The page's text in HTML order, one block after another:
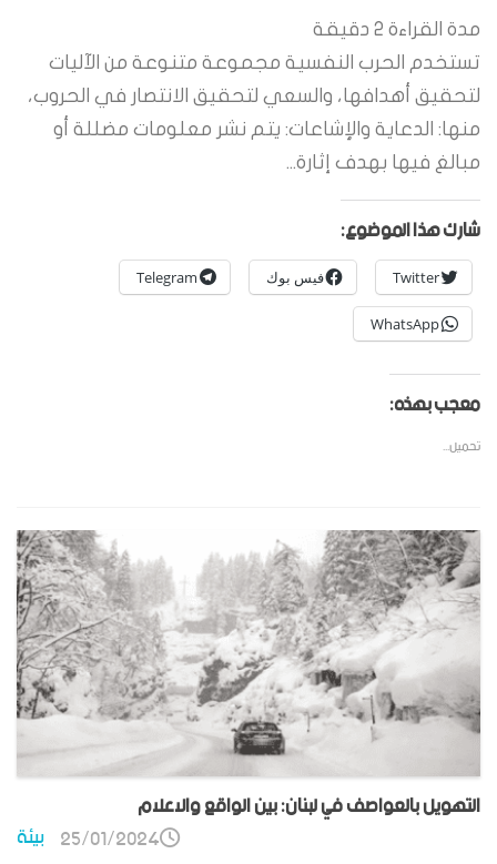
مدة القراءة 2 دقيقة
تستخدم الحرب النفسية مجموعة متنوعة من الآليات
لتحقيق أهدافها، والسعي لتحقيق الانتصار في الحروب،
منها: الدعاية والإشاعات: يتم نشر معلومات مضللة أو
مبالغ فيها بهدف إثارة...
شارك هذا الموضوع:
Twitter فيس بوك Telegram
WhatsApp
معجب بهذه:
تحميل...
التهويل بالعواصف في لبنان: بين الواقع والاعلام
بيئة 25/01/2024